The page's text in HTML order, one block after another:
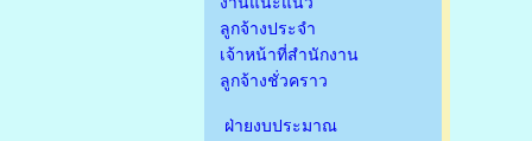
ลูกจ้างประจำ
เจ้าหน้าที่สำนักงาน
ลูกจ้างชั่วคราว
ฝ่ายงบประมาณ